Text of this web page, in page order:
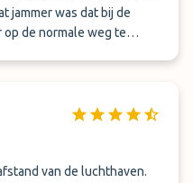
jammer was dat bij de
de normale weg te
van de luchthaven.